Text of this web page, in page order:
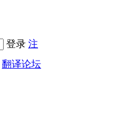
登录 注
翻译论坛